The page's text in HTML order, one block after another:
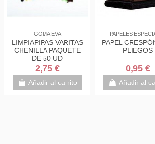
Lapiceros y portaminas
MINAS 0.5 HB FABER
CASTELL POLYMER
TUBO 12UD
0,60 €
Añadir al carrito
OTRAS PINTURAS
BETÚN DE JUDEA
BOTELLA LA PAJARITA
2,50 €
Añadir al carrito